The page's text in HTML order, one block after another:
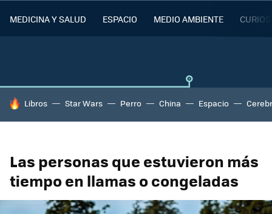
MEDICINA Y SALUD ESPACIO MEDIO AMBIENTE
HOY SE HABLA DE
Libros Star Wars Perro China Espacio
Las personas que estuvieron más
tiempo en llamas o congeladas